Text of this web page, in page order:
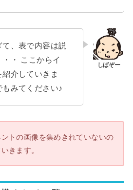
、表で内容は説
・ ここからイ
介していきま
みてください♪
トの画像を集めきれていないの
きます。